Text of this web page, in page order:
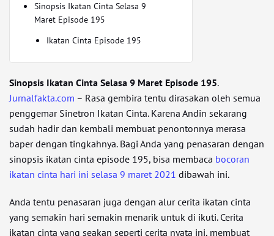
Sinopsis Ikatan Cinta Selasa 9
Maret Episode 195
Ikatan Cinta Episode 195
Sinopsis Ikatan Cinta Selasa 9 Maret Episode 195.
Jurnalfakta.com – Rasa gembira tentu dirasakan oleh semua
penggemar Sinetron Ikatan Cinta. Karena Andin sekarang
sudah hadir dan kembali membuat penontonnya merasa
baper dengan tingkahnya. Bagi Anda yang penasaran dengan
sinopsis ikatan cinta episode 195, bisa membaca bocoran
ikatan cinta hari ini selasa 9 maret 2021 dibawah ini.
Anda tentu penasaran juga dengan alur cerita ikatan cinta
yang semakin hari semakin menarik untuk di ikuti. Cerita
ikatan cinta yang seakan seperti cerita nyata ini, membuat